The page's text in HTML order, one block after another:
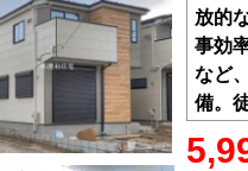
放的
事効
など
備。
周辺
か。